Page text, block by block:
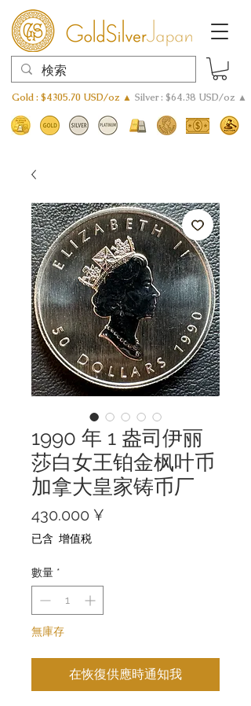
Gold : $4305.70 USD/oz ▲ Silver : $64.38 USD/oz ▲
1990 年 1 盎司伊丽
莎白女王铂金枫叶币
加拿大皇家铸币厂
430.000 ¥
已含 增值税
數量 *
無庫存
在恢復供應時通知我